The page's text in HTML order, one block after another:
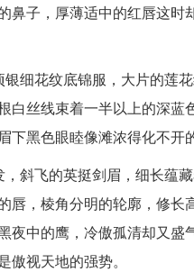
鼻子，厚薄适中的红唇这时
细花纹底锦服，大片的莲
白丝线束着一半以上的深蓝
下黑色眼睦像滩浓得化不开
斜飞的英挺剑眉，细长蕴
唇，棱角分明的轮廓，修长
夜中的鹰，冷傲孤清却又盛
傲视天地的强势。